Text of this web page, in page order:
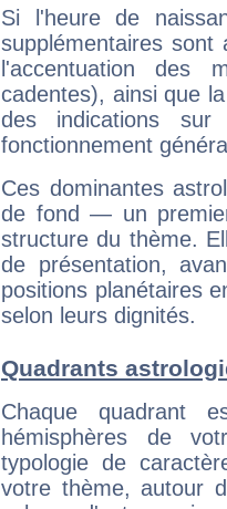
Si l'heure de
supplémentaires sont
l'accentuation des
cadentes), ainsi que
des indications sur
fonctionnement
Ces dominantes
de fond — un
structure du thème.
de présentation,
positions planétaires
selon leurs dignités.
Quadrants
Chaque quadrant
hémisphères de
typologie de
votre thème, autour